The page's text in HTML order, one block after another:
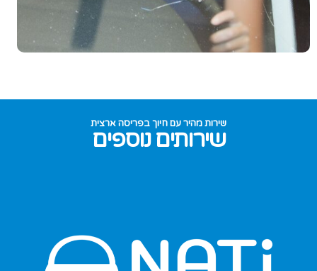
שירות מהיר עם חיוך בפריסה ארצית
שירותים נוספים